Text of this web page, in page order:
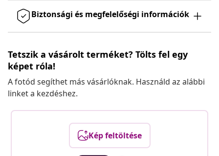
Biztonsági és megfelelőségi információk
Tetszik a vásárolt terméket? Tölts fel egy
képet róla!
A fotód segíthet más vásárlóknak. Használd az alábbi
linket a kezdéshez.
Kép feltöltése